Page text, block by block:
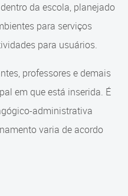
da escola, planejado
para serviços
para usuários.
professores e demais
em que está inserida. É
administrativa
varia de acordo